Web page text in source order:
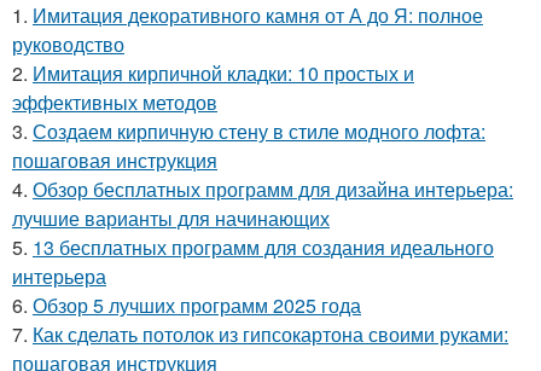
1. Имитация декоративного камня от А до Я: полное
руководство
2. Имитация кирпичной кладки: 10 простых и
эффективных методов
3. Создаем кирпичную стену в стиле модного лофта:
пошаговая инструкция
4. Обзор бесплатных программ для дизайна интерьера:
лучшие варианты для начинающих
5. 13 бесплатных программ для создания идеального
интерьера
6. Обзор 5 лучших программ 2025 года
7. Как сделать потолок из гипсокартона своими руками:
пошаговая инструкция